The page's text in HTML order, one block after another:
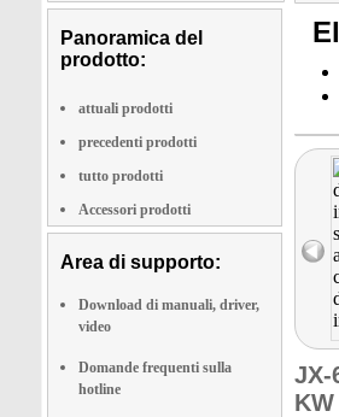
Panoramica del
prodotto:
attuali prodotti
precedenti prodotti
tutto prodotti
Accessori prodotti
Area di supporto:
Download di manuali, driver,
video
Domande frequenti sulla
hotline
JX-
KW